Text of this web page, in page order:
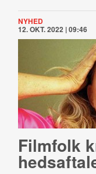
NYHED
12. OKT. 2022 | 09:46
Filmfolk